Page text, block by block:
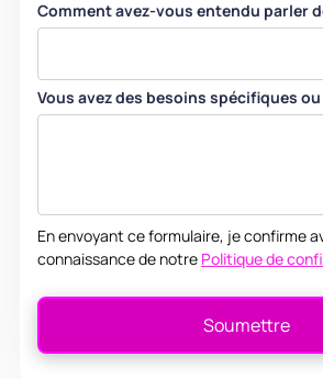
Comment avez-vous entendu parler
Vous avez des besoins spécifiques
En envoyant ce formulaire, je confirme
connaissance de notre Politique de